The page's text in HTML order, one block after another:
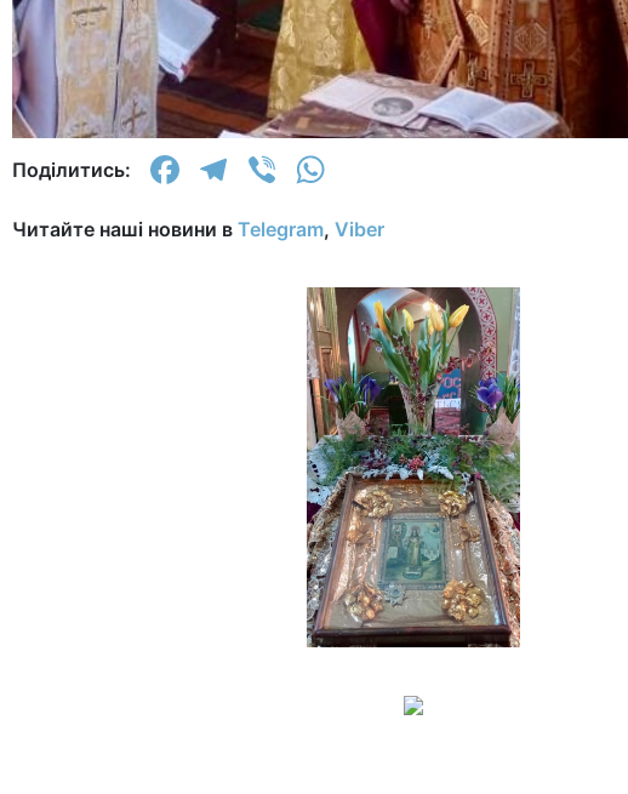
Поділитись: Facebook
Telegram
Viber
Читайте наші новини в Telegram, Viber